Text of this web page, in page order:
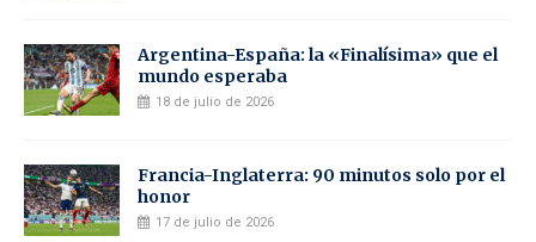
Argentina-España: la «Finalísima» que el
mundo esperaba
18 de julio de 2026
Francia-Inglaterra: 90 minutos solo por el
honor
17 de julio de 2026